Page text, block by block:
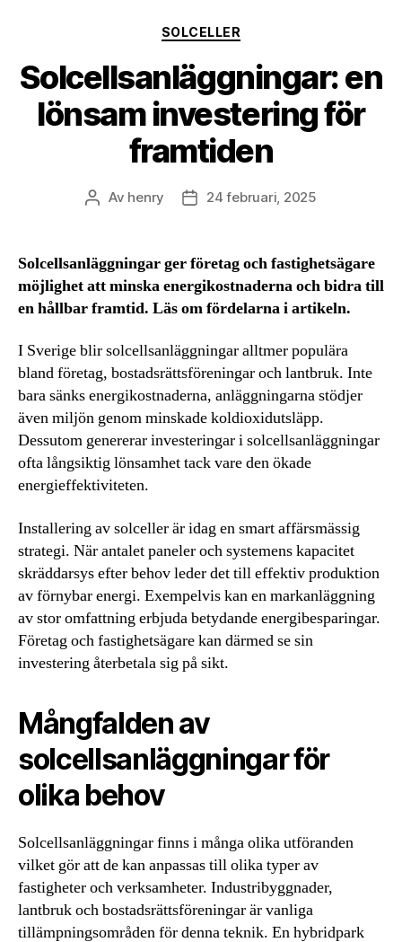
Kategorier
SOLCELLER
Solcellsanläggningar: en
lönsam investering för
framtiden
Inläggsförfattare
Av henry Inläggsdatum
24 februari, 2025
Solcellsanläggningar ger företag och fastighetsägare
möjlighet att minska energikostnaderna och bidra till
en hållbar framtid. Läs om fördelarna i artikeln.
I Sverige blir solcellsanläggningar alltmer populära
bland företag, bostadsrättsföreningar och lantbruk. Inte
bara sänks energikostnaderna, anläggningarna stödjer
även miljön genom minskade koldioxidutsläpp.
Dessutom genererar investeringar i solcellsanläggningar
ofta långsiktig lönsamhet tack vare den ökade
energieffektiviteten.
Installering av solceller är idag en smart affärsmässig
strategi. När antalet paneler och systemens kapacitet
skräddarsys efter behov leder det till effektiv produktion
av förnybar energi. Exempelvis kan en markanläggning
av stor omfattning erbjuda betydande energibesparingar.
Företag och fastighetsägare kan därmed se sin
investering återbetala sig på sikt.
Mångfalden av
solcellsanläggningar för
olika behov
Solcellsanläggningar finns i många olika utföranden
vilket gör att de kan anpassas till olika typer av
fastigheter och verksamheter. Industribyggnader,
lantbruk och bostadsrättsföreningar är vanliga
tillämpningsområden för denna teknik. En hybridpark